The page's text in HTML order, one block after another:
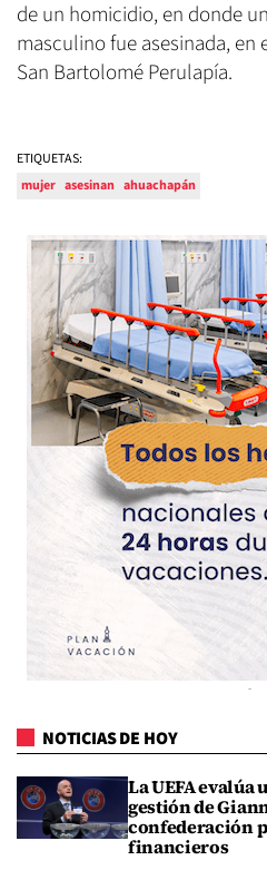
de un homicidio, en donde
masculino fue asesinada, en
San Bartolomé Perulapía.
ETIQUETAS:
mujer asesinan ahuachapán
NOTICIAS DE HOY
La UEFA
gestión de
confederación
financieros